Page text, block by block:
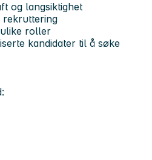
og langsiktighet
rekruttering
roller
kandidater til å søke